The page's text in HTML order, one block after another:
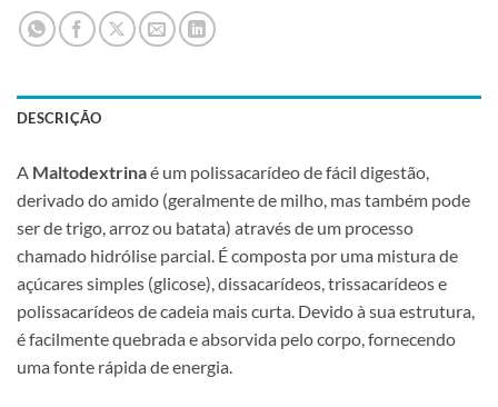
DESCRIÇÃO
A Maltodextrinaé um polissacarídeo de fácil digestão,
derivado do amido (geralmente de milho, mas também pode
ser de trigo, arroz ou batata) através de um processo
chamado hidrólise parcial. É composta por uma mistura de
açúcares simples (glicose), dissacarídeos, trissacarídeos e
polissacarídeos de cadeia mais curta. Devido à sua estrutura,
é facilmente quebrada e absorvida pelo corpo, fornecendo
uma fonte rápida de energia.